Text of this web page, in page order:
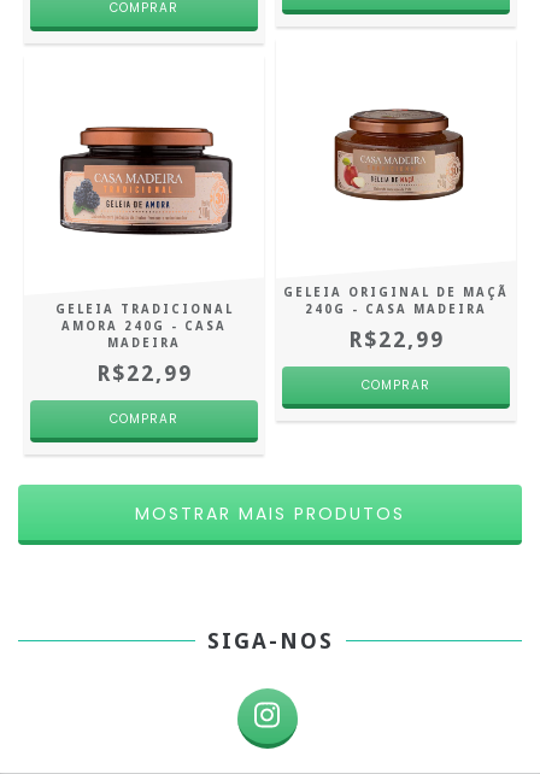
GELEIA TRADICIONAL
AMORA 240G - CASA
MADEIRA
R$22,99
GELEIA ORIGINAL DE MAÇÃ
240G - CASA MADEIRA
R$22,99
MOSTRAR MAIS PRODUTOS
SIGA-NOS